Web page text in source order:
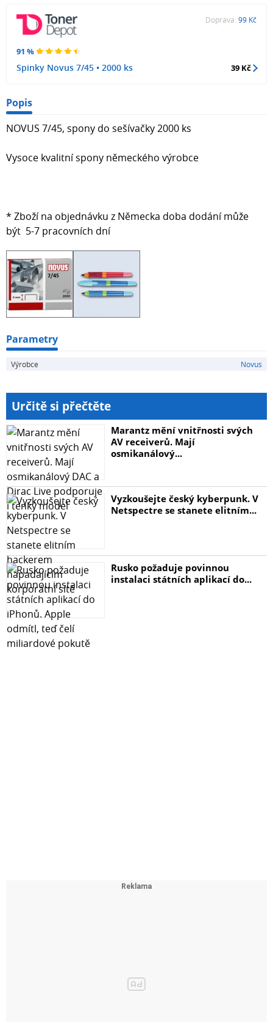
91 %
Spinky Novus 7/45 • 2000 ks
Doprava: 99 Kč
39 Kč
Popis
NOVUS 7/45, spony do sešívačky 2000 ks
Vysoce kvalitní spony německého výrobce
* Zboží na objednávku z Německa doba dodání může
být 5-7 pracovních dní
Parametry
Výrobce Novus
Určitě si přečtěte
Marantz mění vnitřnosti svých
AV receiverů. Mají
osmikanálový...
Vyzkoušejte český kyberpunk. V
Netspectre se stanete elitním...
Rusko požaduje povinnou
instalaci státních aplikací do...